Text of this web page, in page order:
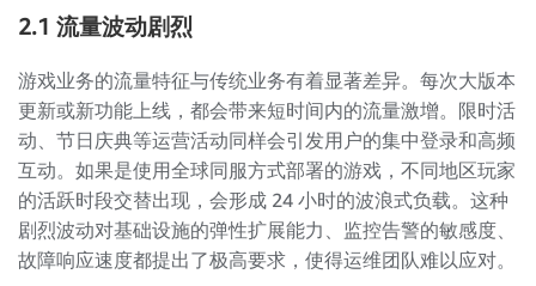
2.1 流量波动剧烈
游戏业务的流量特征与传统业务有着显著差异。每次大版本
更新或新功能上线，都会带来短时间内的流量激增。限时活
动、节日庆典等运营活动同样会引发用户的集中登录和高频
互动。如果是使用全球同服方式部署的游戏，不同地区玩家
的活跃时段交替出现，会形成 24 小时的波浪式负载。这种
剧烈波动对基础设施的弹性扩展能力、监控告警的敏感度、
故障响应速度都提出了极高要求，使得运维团队难以应对。